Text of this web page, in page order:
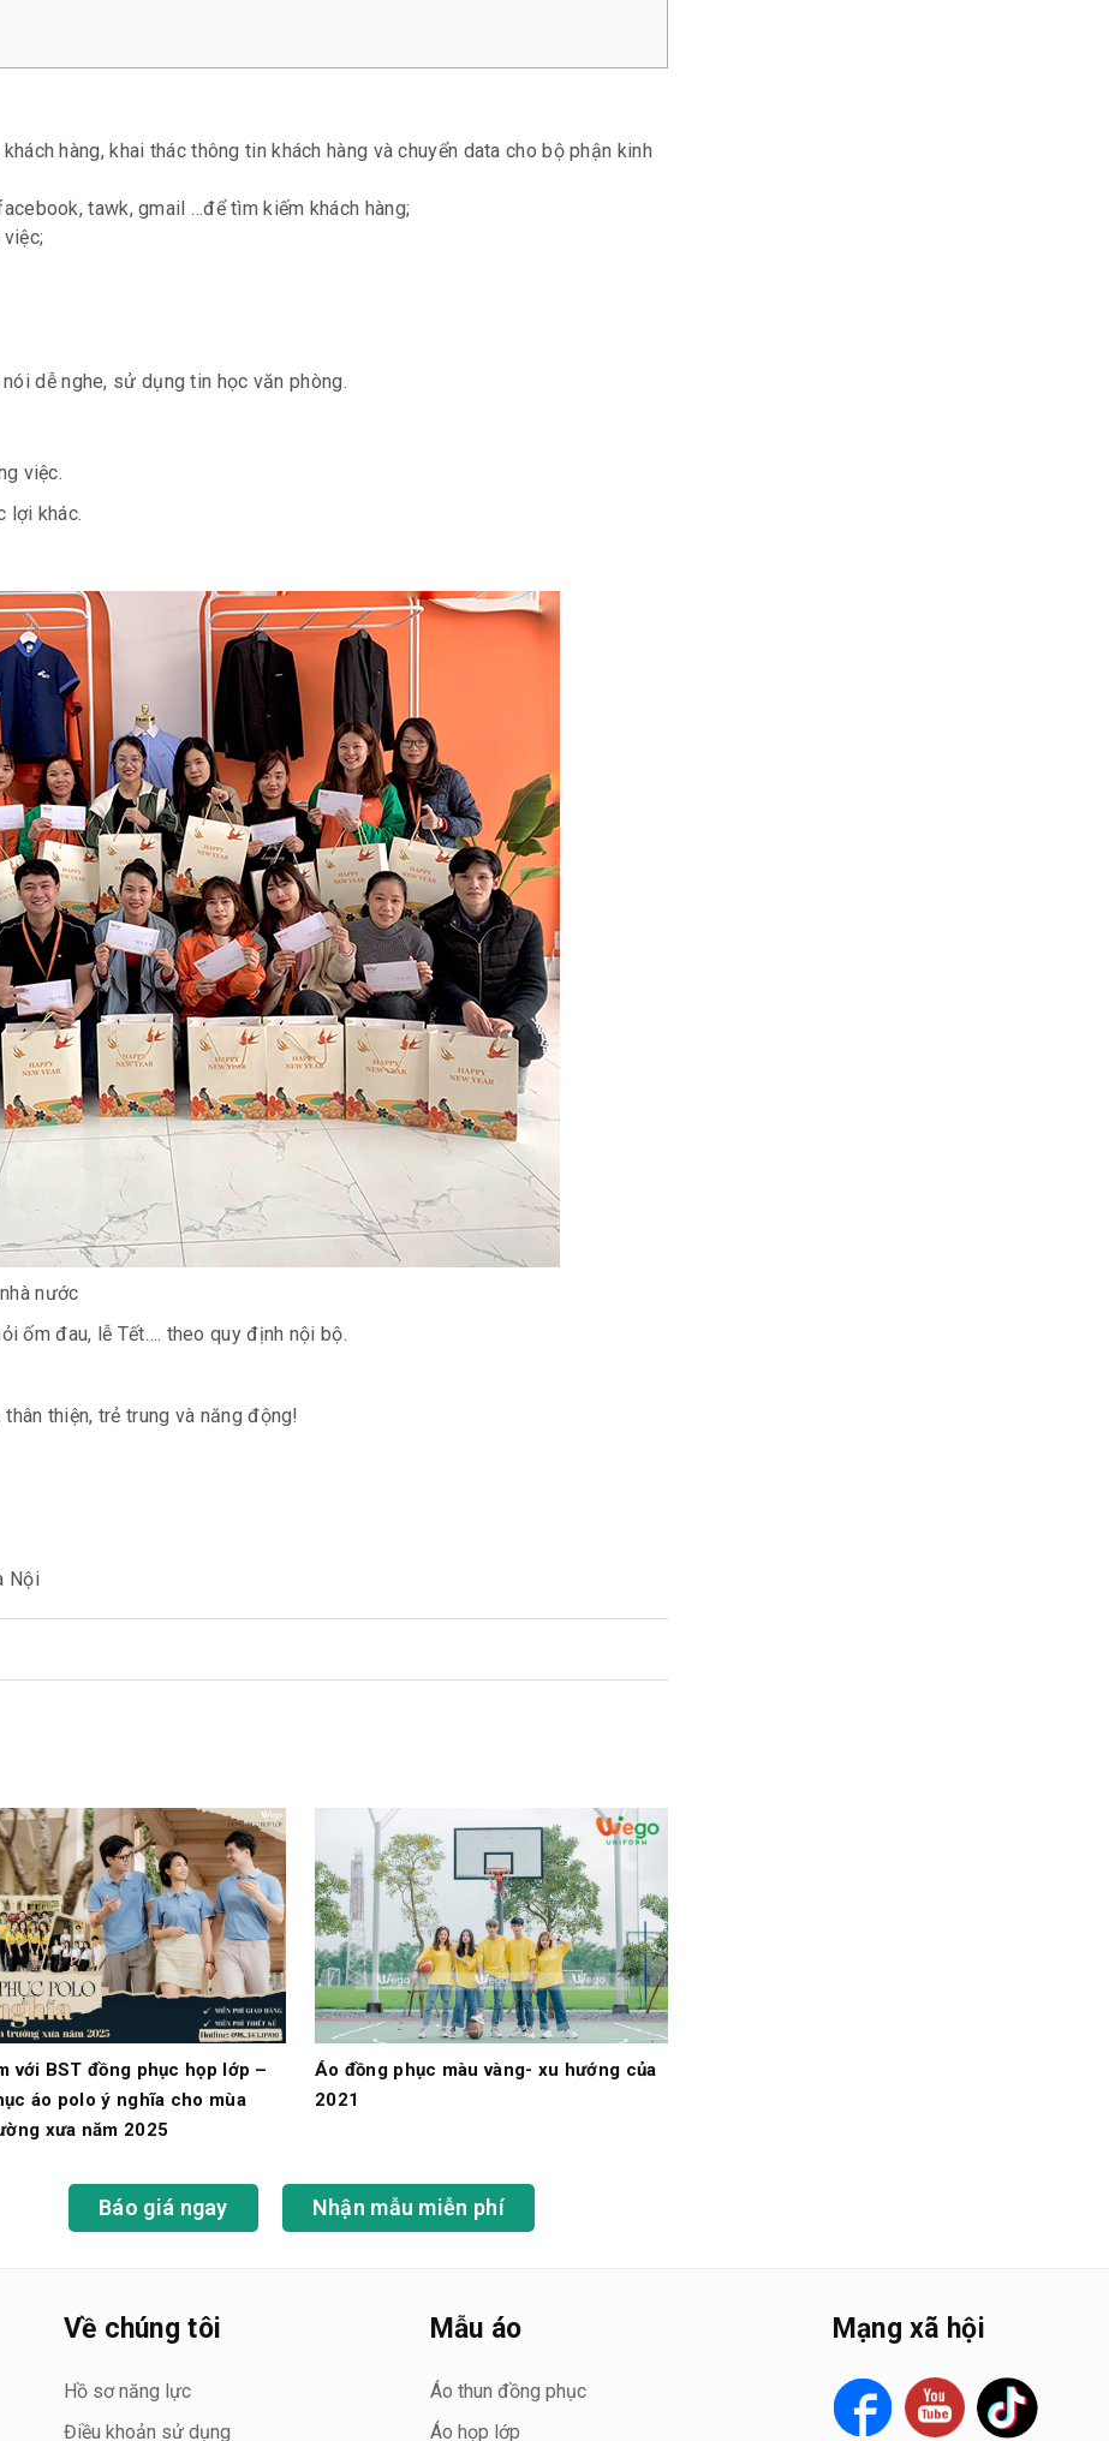
hàng, khai thác thông tin khách hàng và chuyển data cho bộ phận kinh
tawk, gmail …để tìm kiếm khách hàng;
dễ nghe, sử dụng tin học văn phòng.
việc.
lợi khác.
nước
ốm đau, lễ Tết…. theo quy định nội bộ.
thiện, trẻ trung và năng động!
Nội
với BST đồng phục họp lớp –
áo polo ý nghĩa cho mùa
xưa năm 2025
Áo đồng phục màu vàng- xu hướng của
2021
Báo giá ngay Nhận mẫu miễn phí
Về chúng tôi
Hồ sơ năng lực
Điều khoản sử dụng
Mẫu áo
Áo thun đồng phục
Áo họp lớp
Mạng xã hội